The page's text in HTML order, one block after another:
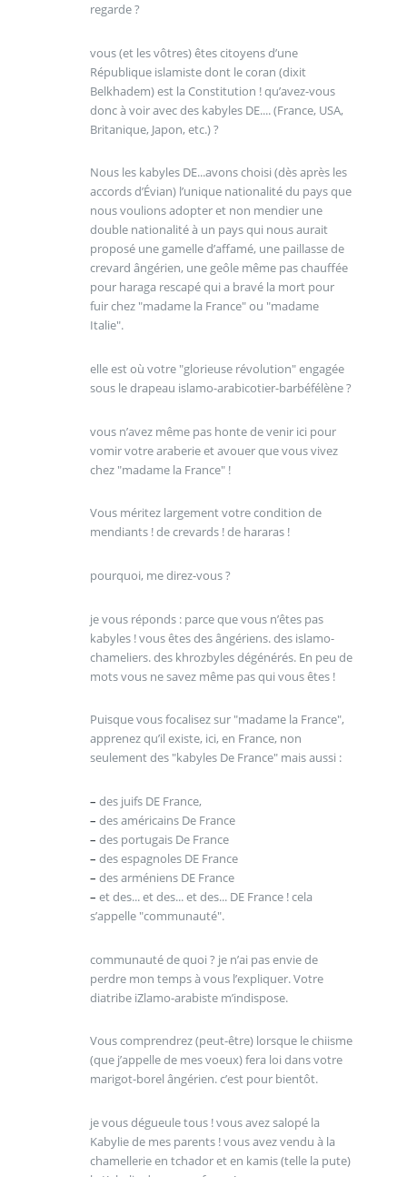
regarde ?
vous (et les vôtres) êtes citoyens d’une
République islamiste dont le coran (dixit
Belkhadem) est la Constitution ! qu’avez-vous
donc à voir avec des kabyles DE.... (France, USA,
Britanique, Japon, etc.) ?
Nous les kabyles DE...avons choisi (dès après les
accords d’Évian) l’unique nationalité du pays que
nous voulions adopter et non mendier une
double nationalité à un pays qui nous aurait
proposé une gamelle d’affamé, une paillasse de
crevard ângérien, une geôle même pas chauffée
pour haraga rescapé qui a bravé la mort pour
fuir chez "madame la France" ou "madame
Italie".
elle est où votre "glorieuse révolution" engagée
sous le drapeau islamo-arabicotier-barbéfélène ?
vous n’avez même pas honte de venir ici pour
vomir votre araberie et avouer que vous vivez
chez "madame la France" !
Vous méritez largement votre condition de
mendiants ! de crevards ! de hararas !
pourquoi, me direz-vous ?
je vous réponds : parce que vous n’êtes pas
kabyles ! vous êtes des ângériens. des islamo-
chameliers. des khrozbyles dégénérés. En peu de
mots vous ne savez même pas qui vous êtes !
Puisque vous focalisez sur "madame la France",
apprenez qu’il existe, ici, en France, non
seulement des "kabyles De France" mais aussi :
– des juifs DE France,
– des américains De France
– des portugais De France
– des espagnoles DE France
– des arméniens DE France
– et des... et des... et des... DE France ! cela
s’appelle "communauté".
communauté de quoi ? je n’ai pas envie de
perdre mon temps à vous l’expliquer. Votre
diatribe iZlamo-arabiste m’indispose.
Vous comprendrez (peut-être) lorsque le chiisme
(que j’appelle de mes voeux) fera loi dans votre
marigot-borel ângérien. c’est pour bientôt.
je vous dégueule tous ! vous avez salopé la
Kabylie de mes parents ! vous avez vendu à la
chamellerie en tchador et en kamis (telle la pute)